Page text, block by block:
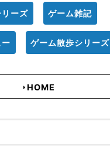
リーズ ゲーム雑記
ゲーム散歩シリーズ
HOME